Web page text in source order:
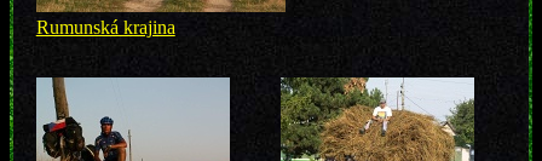
Rumunská krajina